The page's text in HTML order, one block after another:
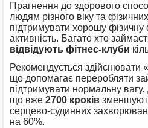
Прагнення до здорового
людям різного віку та
підтримувати хорошу
активність. Багато хто
відвідують фітнес-клуби
Рекомендується здійснювати «
що допомагає переробляти
підтримувати нормальну
що вже2700 кроків
серцево-судинних
на 60%.